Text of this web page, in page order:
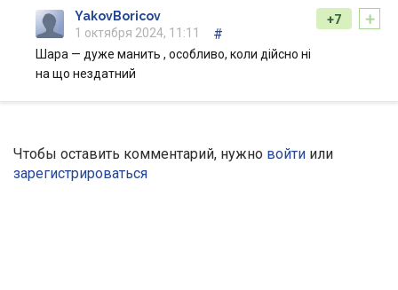
+
+7
YakovBoricov
1 октября 2024, 11:11
#
Шара — дуже манить , особливо, коли дійсно ні
на що нездатний
Чтобы оставить комментарий, нужно войти или
зарегистрироваться